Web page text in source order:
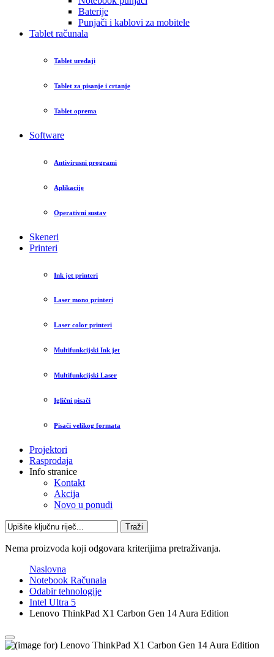
Baterije
Punjači i kablovi za mobitele
Tablet računala
Tablet uređaji
Tablet za pisanje i crtanje
Tablet oprema
Software
Antivirusni programi
Aplikacije
Operativni sustav
Skeneri
Printeri
Ink jet printeri
Laser mono printeri
Laser color printeri
Multifunkcijski Ink jet
Multifunkcijski Laser
Iglični pisači
Pisači velikog formata
Projektori
Rasprodaja
Info stranice
Kontakt
Akcija
Novo u ponudi
Traži
Nema proizvoda koji odgovara kriterijima pretraživanja.
Naslovna
Notebook Računala
Odabir tehnologije
Intel Ultra 5
Lenovo ThinkPad X1 Carbon Gen 14 Aura Edition